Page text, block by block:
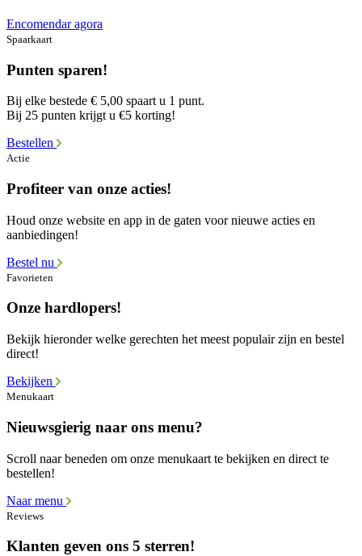
Encomendar agora
Spaarkaart
Punten sparen!
Bij elke bestede € 5,00 spaart u 1 punt.
Bij 25 punten krijgt u €5 korting!
Bestellen
Actie
Profiteer van onze acties!
Houd onze website en app in de gaten voor nieuwe acties en
aanbiedingen!
Bestel nu
Favorieten
Onze hardlopers!
Bekijk hieronder welke gerechten het meest populair zijn en bestel
direct!
Bekijken
Menukaart
Nieuwsgierig naar ons menu?
Scroll naar beneden om onze menukaart te bekijken en direct te
bestellen!
Naar menu
Reviews
Klanten geven ons 5 sterren!